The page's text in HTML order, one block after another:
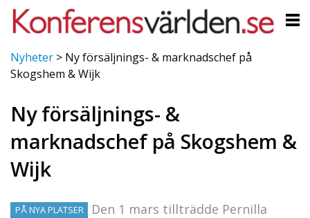
Nyheter > Ny försäljnings- & marknadschef på
Skogshem & Wijk
Ny försäljnings- &
marknadschef på Skogshem &
Wijk
PÅ NYA PLATSER
Den 1 mars tillträdde Pernilla